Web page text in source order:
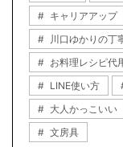
キャリアアップ
川口ゆかりの丁
お料理レシピ代
LINE使い方
大人かっこいい
文房具